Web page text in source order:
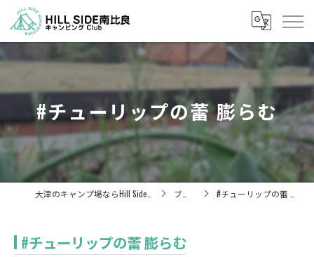
#チューリップの蕾 膨らむ
ブログ #チューリップの蕾 膨らむ
#チューリップの蕾 膨らむ